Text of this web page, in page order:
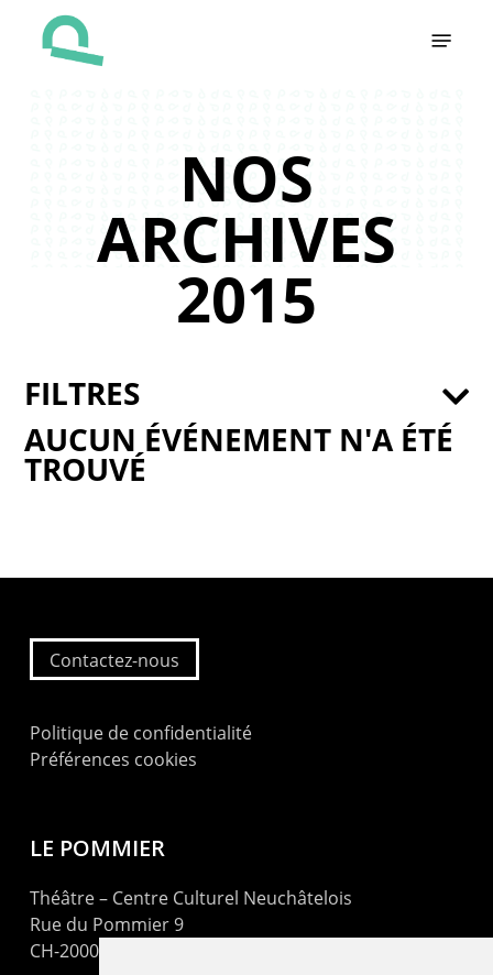
NOS
ARCHIVES
2015
AUCUN ÉVÉNEMENT N'A ÉTÉ
TROUVÉ
FILTRES
Contactez-nous
Politique de confidentialité
Préférences cookies
LE POMMIER
Théâtre – Centre Culturel Neuchâtelois
Rue du Pommier 9
CH-2000 Neuchâtel